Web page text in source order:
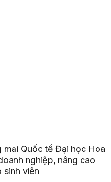
mại Quốc tế Đại học Hoa
nghiệp, nâng cao
sinh viên